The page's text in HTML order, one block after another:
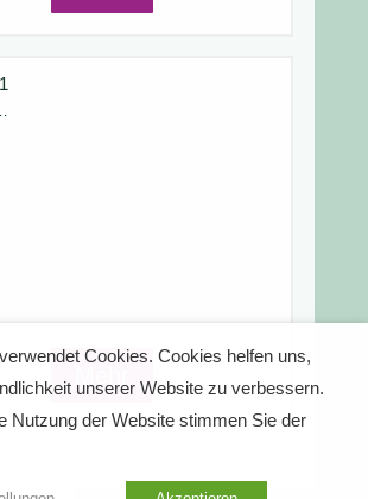
Cookies. Cookies helfen uns,
unserer Website zu verbessern.
Nutzung der Website stimmen Sie der